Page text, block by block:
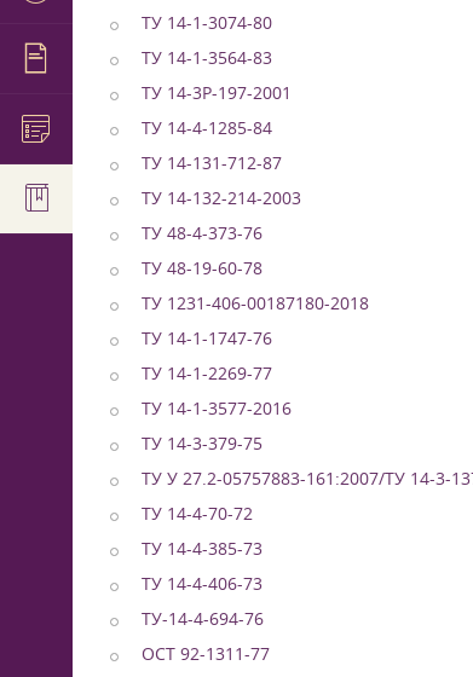
ТУ 14-1-3074-80
ТУ 14-1-3564-83
ТУ 14-3Р-197-2001
ТУ 14-4-1285-84
ТУ 14-131-712-87
ТУ 14-132-214-2003
ТУ 48-4-373-76
ТУ 48-19-60-78
ТУ 1231-406-00187180-2018
ТУ 14-1-1747-76
ТУ 14-1-2269-77
ТУ 14-1-3577-2016
ТУ 14-3-379-75
ТУ У 27.2-05757883-161:2007/ТУ 14-3-
ТУ 14-4-70-72
ТУ 14-4-385-73
ТУ 14-4-406-73
ТУ-14-4-694-76
ОСТ 92-1311-77